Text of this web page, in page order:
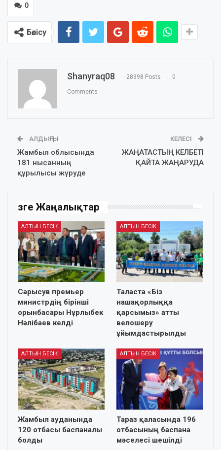
0
Бөлісу
Shanyraq08 28398 Posts 0
Comments
АЛДЫҢҒЫ
Жамбыл облысында
181 нысанның
құрылысы жүруде
КЕЛЕСІ
ЖАҢАТАСТЫҢ КЕЛБЕТІ
ҚАЙТА ЖАҢАРУДА
Өзге Жаңалықтар
АЛТЫН БЕСІК
Сарысуға премьер
министрдің бірінші
орынбасары Нұрлыбек
Нәлібаев келді
АЛТЫН БЕСІК
Таласта «Біз
нашақорлыққа
қарсымыз» атты
велошеру
ұйымдастырылды
АЛТЫН БЕСІК
Жамбыл ауданында
120 отбасы баспаналы
болды
АЛТЫН БЕСІК
Тараз қаласында 196
отбасының баспана
мәселесі шешілді